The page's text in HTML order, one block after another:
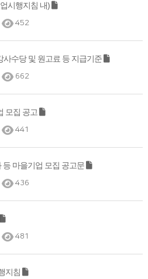
시행지침 내)
452
수당 및 원고료 등 지급기준
662
모집 공고
441
등 마을기업 모집 공고문
436
481
지침